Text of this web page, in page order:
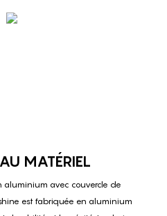
MATÉRIEL
aluminium avec couvercle de
est fabriquée en aluminium